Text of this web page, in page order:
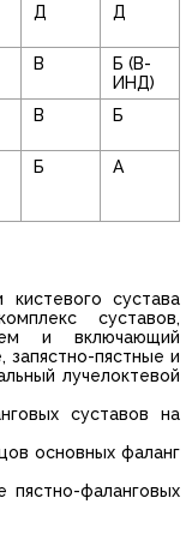
Д Д
В
Б (В-
ИНД)
В Б
Б А
сустава
суставов,
и включающий
запястно-пястные и
лучелоктевой
суставов на
основных фаланг
пястно-фаланговых